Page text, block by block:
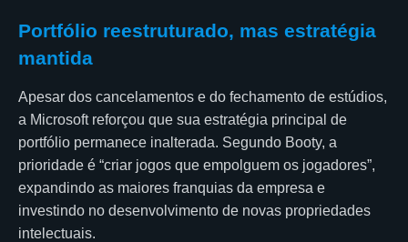
Portfólio reestruturado, mas estratégia
mantida
Apesar dos cancelamentos e do fechamento de estúdios,
a Microsoft reforçou que sua estratégia principal de
portfólio permanece inalterada. Segundo Booty, a
prioridade é “criar jogos que empolguem os jogadores”,
expandindo as maiores franquias da empresa e
investindo no desenvolvimento de novas propriedades
intelectuais.